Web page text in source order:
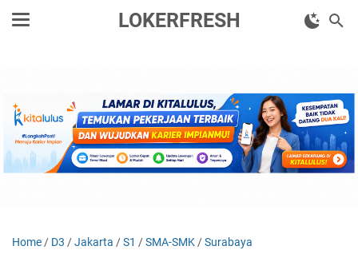
LOKERFRESH
Home / D3 /Jakarta /S1 /SMA-SMK /Surabaya